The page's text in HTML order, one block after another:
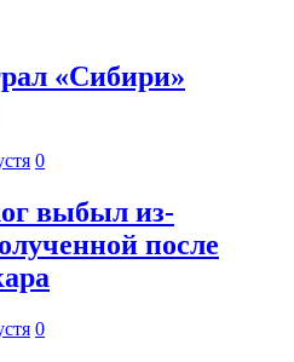
«Сибири»
0
выбыл из-
после
0